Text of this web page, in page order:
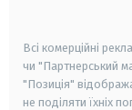
Всі комерційні
чи "Партнерський
"Позиція"
не поділяти їхніх